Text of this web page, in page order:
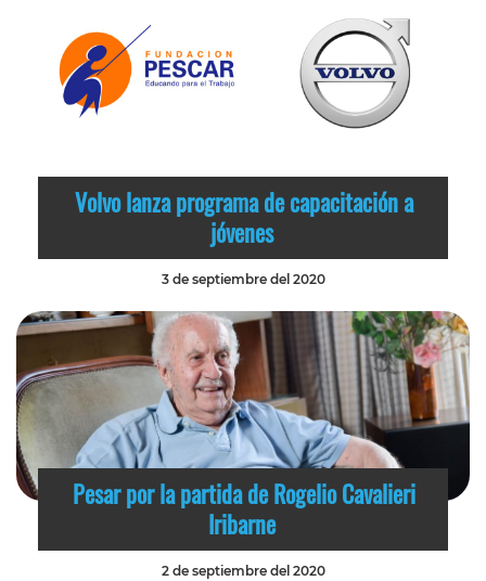
Volvo lanza programa de capacitación a
jóvenes
3 de septiembre del 2020
Pesar por la partida de Rogelio Cavalieri
Iribarne
2 de septiembre del 2020